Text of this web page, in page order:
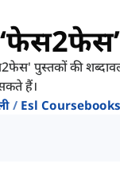
पुस्तकों की
हैं।
Esl